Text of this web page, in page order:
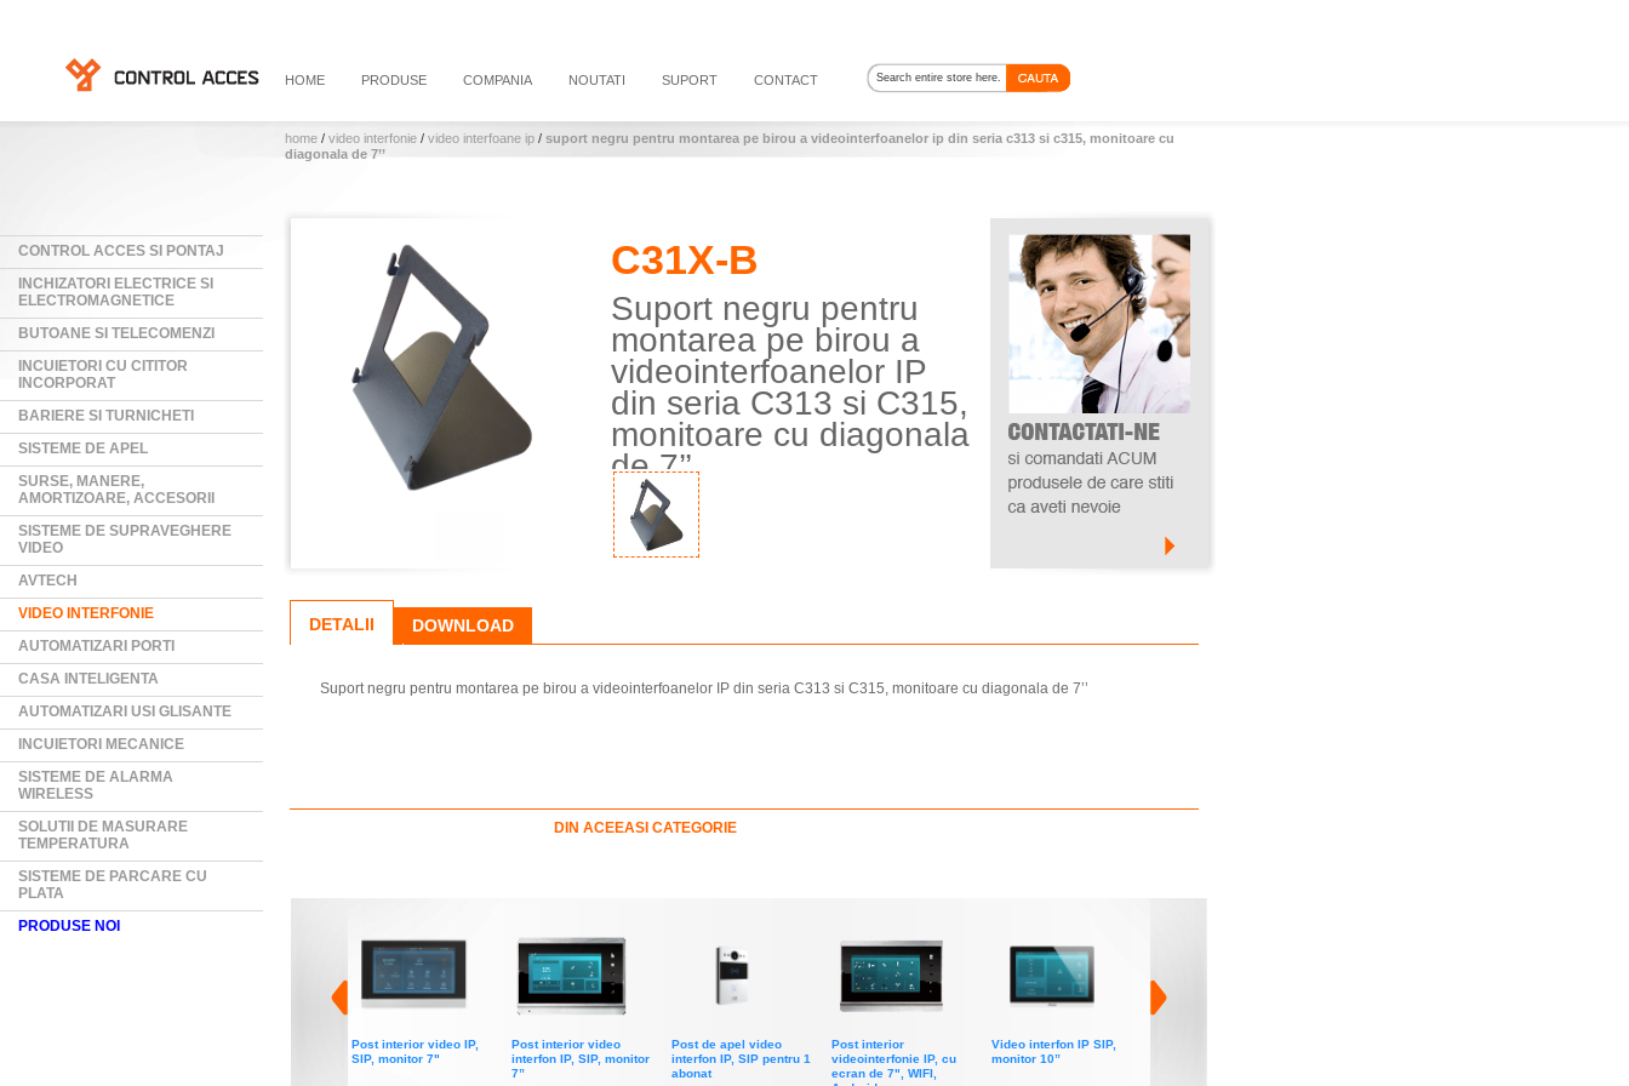
HOME PRODUSE COMPANIA NOUTATI SUPORT CONTACT
home / video interfonie / video interfoane ip / suport negru pentru montarea pe birou a videointerfoanelor ip din seria c313 si c315, monitoare cu
diagonala de 7’’
CONTROL ACCES SI PONTAJ
INCHIZATORI ELECTRICE SI
ELECTROMAGNETICE
BUTOANE SI TELECOMENZI
INCUIETORI CU CITITOR
INCORPORAT
BARIERE SI TURNICHETI
SISTEME DE APEL
SURSE, MANERE,
AMORTIZOARE, ACCESORII
SISTEME DE SUPRAVEGHERE
VIDEO
AVTECH
VIDEO INTERFONIE
AUTOMATIZARI PORTI
CASA INTELIGENTA
AUTOMATIZARI USI GLISANTE
INCUIETORI MECANICE
SISTEME DE ALARMA
WIRELESS
SOLUTII DE MASURARE
TEMPERATURA
SISTEME DE PARCARE CU
PLATA
PRODUSE NOI
C31X-B
Suport negru pentru
montarea pe birou a
videointerfoanelor IP
din seria C313 si C315,
monitoare cu diagonala
de 7’’
DETALII DOWNLOAD
Suport negru pentru montarea pe birou a videointerfoanelor IP din seria C313 si C315, monitoare cu diagonala de 7’’
DIN ACEEASI CATEGORIE
Post interior video IP,
SIP, monitor 7"
Post interior video
interfon IP, SIP, monitor
7”
Post de apel video
interfon IP, SIP pentru 1
abonat
Post interior
videointerfonie IP, cu
ecran de 7", WIFI,
Video interfon IP SIP,
monitor 10”